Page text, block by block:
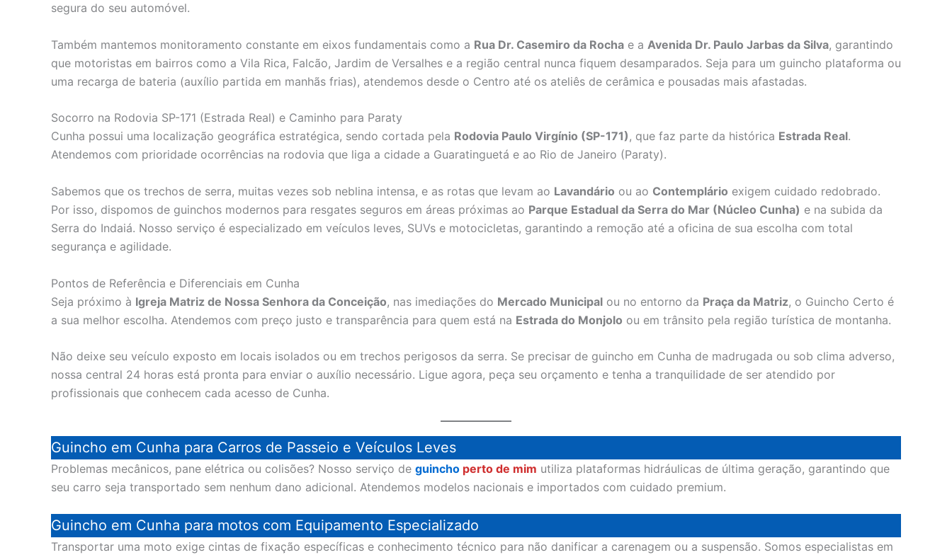
segura do seu automóvel.
Também mantemos monitoramento constante em eixos fundamentais como a Rua Dr. Casemiro da Rocha e a Avenida Dr. Paulo Jarbas da Silva, garantindo
que motoristas em bairros como a Vila Rica, Falcão, Jardim de Versalhes e a região central nunca fiquem desamparados. Seja para um guincho plataforma ou
uma recarga de bateria (auxílio partida em manhãs frias), atendemos desde o Centro até os ateliês de cerâmica e pousadas mais afastadas.
Socorro na Rodovia SP-171 (Estrada Real) e Caminho para Paraty
Cunha possui uma localização geográfica estratégica, sendo cortada pela Rodovia Paulo Virgínio (SP-171), que faz parte da histórica Estrada Real.
Atendemos com prioridade ocorrências na rodovia que liga a cidade a Guaratinguetá e ao Rio de Janeiro (Paraty).
Sabemos que os trechos de serra, muitas vezes sob neblina intensa, e as rotas que levam ao Lavandário ou ao Contemplário exigem cuidado redobrado.
Por isso, dispomos de guinchos modernos para resgates seguros em áreas próximas ao Parque Estadual da Serra do Mar (Núcleo Cunha) e na subida da
Serra do Indaiá. Nosso serviço é especializado em veículos leves, SUVs e motocicletas, garantindo a remoção até a oficina de sua escolha com total
segurança e agilidade.
Pontos de Referência e Diferenciais em Cunha
Seja próximo à Igreja Matriz de Nossa Senhora da Conceição, nas imediações do Mercado Municipal ou no entorno da Praça da Matriz, o Guincho Certo é
a sua melhor escolha. Atendemos com preço justo e transparência para quem está na Estrada do Monjolo ou em trânsito pela região turística de montanha.
Não deixe seu veículo exposto em locais isolados ou em trechos perigosos da serra. Se precisar de guincho em Cunha de madrugada ou sob clima adverso,
nossa central 24 horas está pronta para enviar o auxílio necessário. Ligue agora, peça seu orçamento e tenha a tranquilidade de ser atendido por
profissionais que conhecem cada acesso de Cunha.
Guincho em Cunha para Carros de Passeio e Veículos Leves
Problemas mecânicos, pane elétrica ou colisões? Nosso serviço de guincho perto de mim utiliza plataformas hidráulicas de última geração, garantindo que
seu carro seja transportado sem nenhum dano adicional. Atendemos modelos nacionais e importados com cuidado premium.
Guincho em Cunha para motos com Equipamento Especializado
Transportar uma moto exige cintas de fixação específicas e conhecimento técnico para não danificar a carenagem ou a suspensão. Somos especialistas em